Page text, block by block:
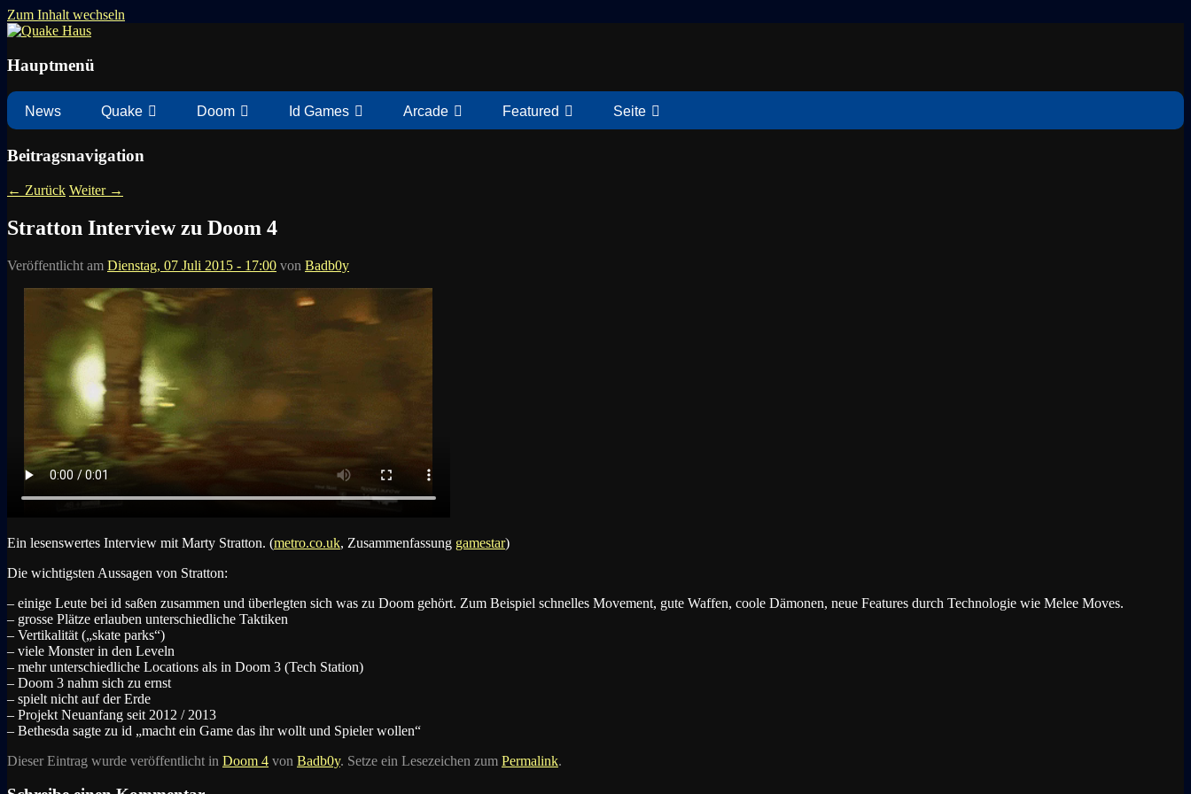
Zum Inhalt wechseln
Quake Haus
Hauptmenü
News Quake Doom Id Games Arcade Featured Seite
Beitragsnavigation
← Zurück Weiter →
Stratton Interview zu Doom 4
Veröffentlicht am Dienstag, 07 Juli 2015 - 17:00 von Badb0y
Ein lesenswertes Interview mit Marty Stratton. (metro.co.uk, Zusammenfassung gamestar)
Die wichtigsten Aussagen von Stratton:
– einige Leute bei id saßen zusammen und überlegten sich was zu Doom gehört. Zum Beispiel schnelles Movement, gute Waffen, coole Dämonen, neue Features durch Technologie wie Melee Moves.
– grosse Plätze erlauben unterschiedliche Taktiken
– Vertikalität („skate parks“)
– viele Monster in den Leveln
– mehr unterschiedliche Locations als in Doom 3 (Tech Station)
– Doom 3 nahm sich zu ernst
– spielt nicht auf der Erde
– Projekt Neuanfang seit 2012 / 2013
– Bethesda sagte zu id „macht ein Game das ihr wollt und Spieler wollen“
Dieser Eintrag wurde veröffentlicht in Doom 4 von Badb0y. Setze ein Lesezeichen zum Permalink.